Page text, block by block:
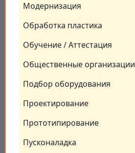
Модернизация
Обработка пластика
Обучение / Аттестация
Общественные организации
Подбор оборудования
Проектирование
Прототипирование
Пусконаладка